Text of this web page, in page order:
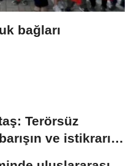
bağları
Terörsüz
ve istikrarın